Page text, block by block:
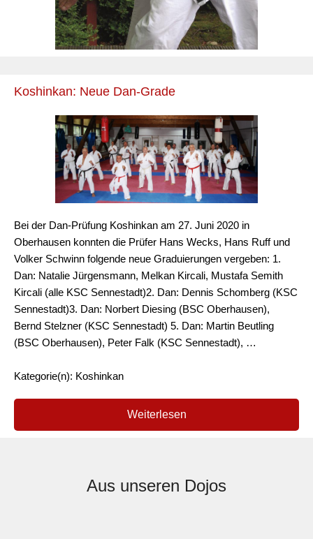
Koshinkan: Neue Dan-Grade
Bei der Dan-Prüfung Koshinkan am 27. Juni 2020 in
Oberhausen konnten die Prüfer Hans Wecks, Hans Ruff und
Volker Schwinn folgende neue Graduierungen vergeben: 1.
Dan: Natalie Jürgensmann, Melkan Kircali, Mustafa Semith
Kircali (alle KSC Sennestadt)2. Dan: Dennis Schomberg (KSC
Sennestadt)3. Dan: Norbert Diesing (BSC Oberhausen),
Bernd Stelzner (KSC Sennestadt) 5. Dan: Martin Beutling
(BSC Oberhausen), Peter Falk (KSC Sennestadt), …
Kategorie(n): Koshinkan
Weiterlesen
Aus unseren Dojos